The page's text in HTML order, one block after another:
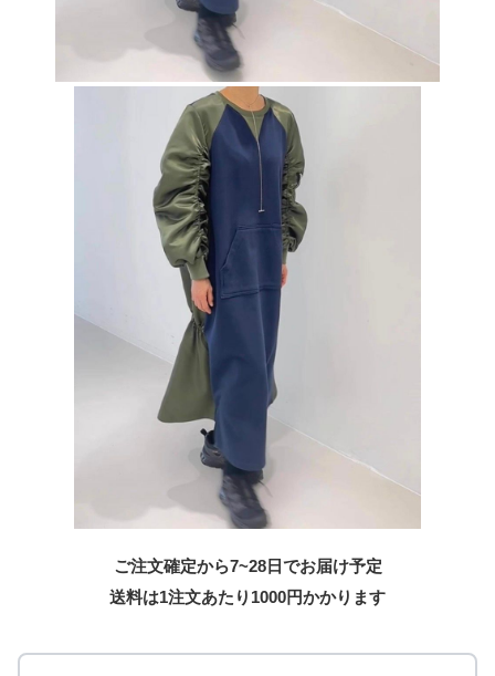
ご注文確定から7~28日でお届け予定
送料は1注文あたり 1000円かかります